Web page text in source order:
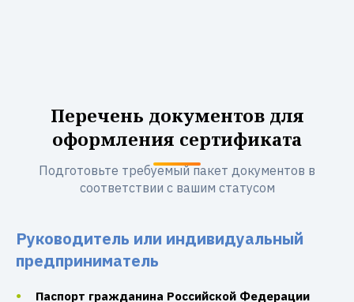
Перечень документов для
оформления сертификата
Подготовьте требуемый пакет документов в
соответствии с вашим статусом
Руководитель или индивидуальный
предприниматель
Паспорт гражданина Российской Федерации